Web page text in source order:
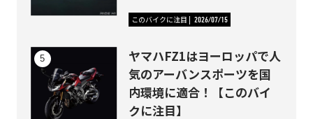
このバイクに注目 2026/07/15
ヤマハFZ1はヨーロッパで人
気のアーバンスポーツを国
内環境に適合！【このバイ
クに注目】